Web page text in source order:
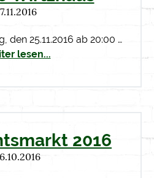
den 25.11.2016 ab 20:00 …
lesen...
2016